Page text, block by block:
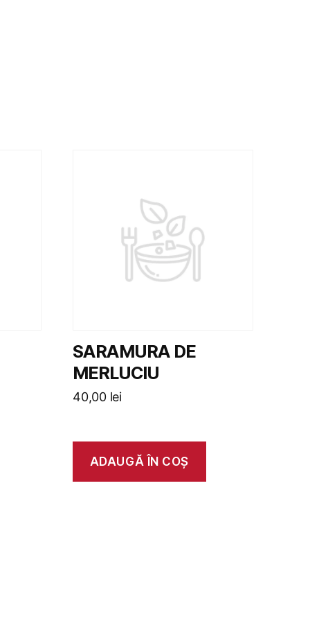
SARAMURA DE
MERLUCIU
40,00 lei
ADAUGĂ ÎN COȘ